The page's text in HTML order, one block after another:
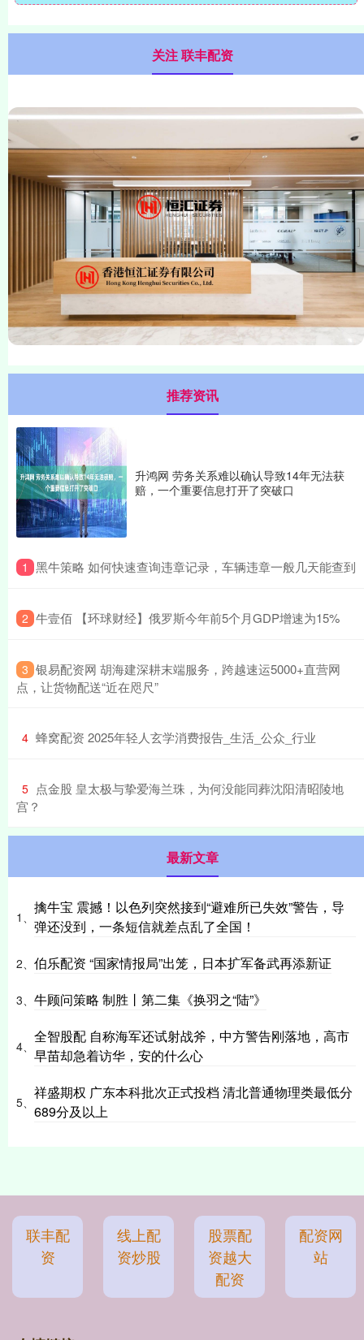
关注 联丰配资
推荐资讯
升鸿网 劳务关系难以确认导致14年无法获
赔，一个重要信息打开了突破口
1 ​黑牛策略 如何快速查询违章记录，车辆违章一般几天能查到
2 ​牛壹佰 【环球财经】俄罗斯今年前5个月GDP增速为15%
3 ​银易配资网 胡海建深耕末端服务，跨越速运5000+直营网
点，让货物配送“近在咫尺”
4 ​蜂窝配资 2025年轻人玄学消费报告_生活_公众_行业
5 ​点金股 皇太极与挚爱海兰珠，为何没能同葬沈阳清昭陵地
宫？
最新文章
1、
擒牛宝 震撼！以色列突然接到“避难所已失效”警告，导
弹还没到，一条短信就差点乱了全国！
2、 伯乐配资 “国家情报局”出笼，日本扩军备武再添新证
3、 牛顾问策略 制胜丨第二集《换羽之“陆”》
4、
全智股配 自称海军还试射战斧，中方警告刚落地，高市
早苗却急着访华，安的什么心
5、
祥盛期权 广东本科批次正式投档 清北普通物理类最低分
689分及以上
联丰配
资
线上配
资炒股
股票配
资越大
配资
配资网
站